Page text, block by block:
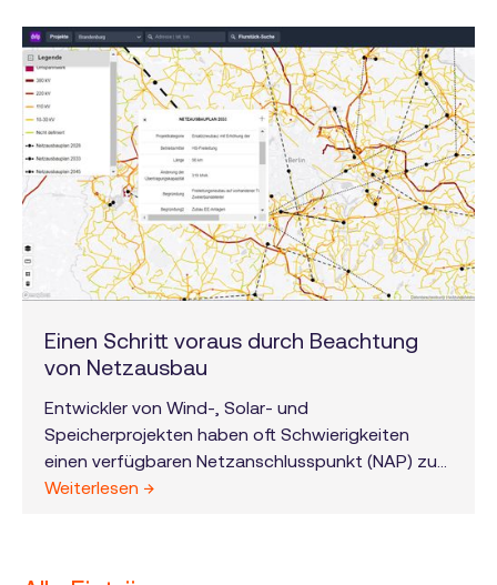
regionale Unterschiede. Während sich die BKZ in
einigen Netzgebieten stabilisieren oder sogar
sinken, steigen sie andernorts spürbar an. Für
Anschlussnehmer bleibt der BKZ damit ein
standortabhängiger Kostenfaktor.
Einen Schritt voraus durch Beachtung
von Netzausbau
Entwickler von Wind-, Solar- und
Speicherprojekten haben oft Schwierigkeiten
einen verfügbaren Netzanschlusspunkt (NAP) zu
finden. Grund hierfür sind nicht selten lokal
Weiterlesen →